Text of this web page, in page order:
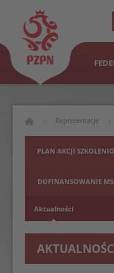
Reprezentacje
PLAN AKCJI
DOFINANSOWANIE
Aktualności